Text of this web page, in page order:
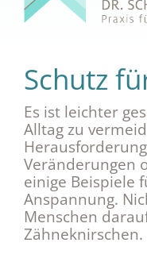
Schutz
Es ist leichter
Alltag zu
Veränderungen
einige Beispiele
Anspannung.
Menschen
Zähneknirschen.